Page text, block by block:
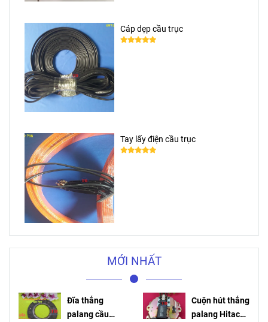
Cáp dẹp cầu trục
Tay lấy điện cầu trục
MỚI NHẤT
Đĩa thắng
palang cầu
Cuộn hút thắng
palang Hitachi